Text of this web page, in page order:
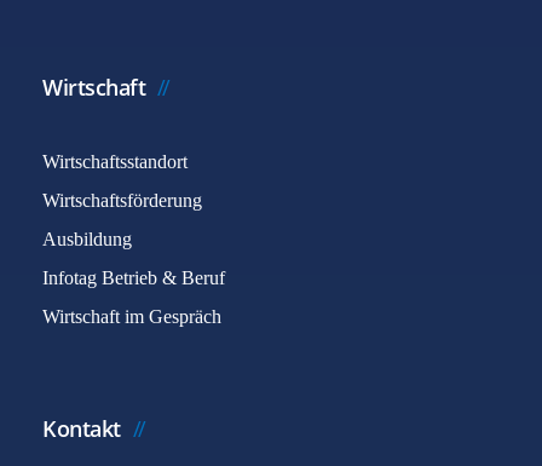
Wirtschaft
Wirtschaftsstandort
Wirtschaftsförderung
Ausbildung
Infotag Betrieb & Beruf
Wirtschaft im Gespräch
Kontakt